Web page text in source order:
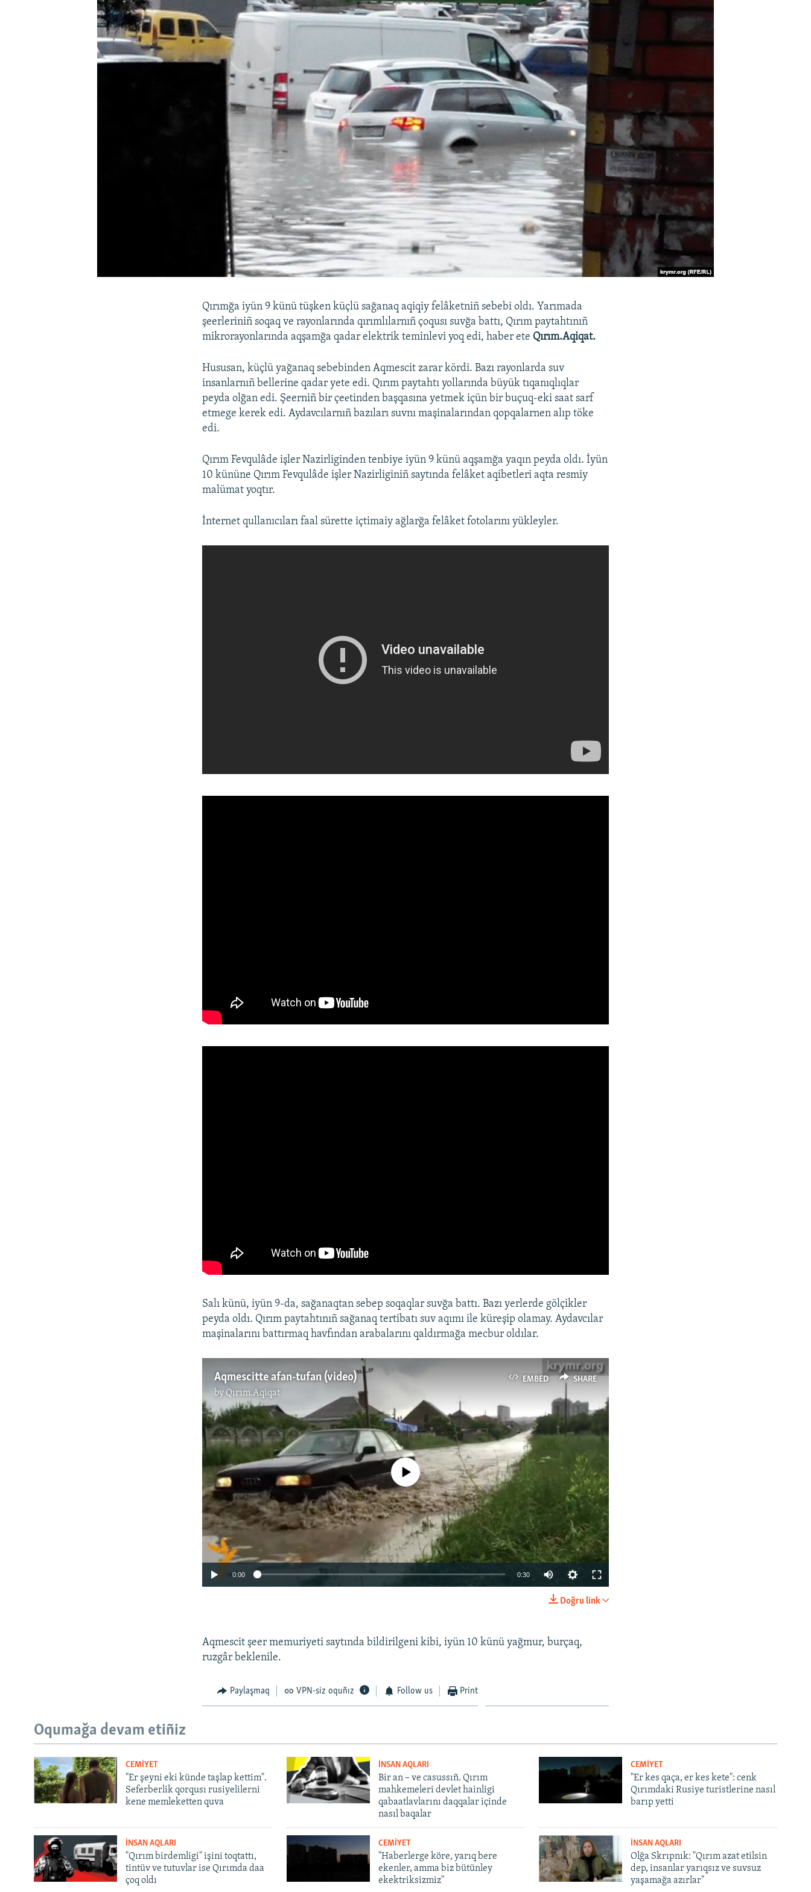
Qırımğa iyün 9 künü tüşken küçlü sağanaq aqiqiy felâketniñ sebebi oldı. Yarımada
şeerleriniñ soqaq ve rayonlarında qırımlılarnıñ çoqusı suvğa battı, Qırım paytahtınıñ
mikrorayonlarında aqşamğa qadar elektrik teminlevi yoq edi, haber ete Qırım.Aqiqat.
Hususan, küçlü yağanaq sebebinden Aqmescit zarar kördi. Bazı rayonlarda suv
insanlarnıñ bellerine qadar yete edi. Qırım paytahtı yollarında büyük tıqanıqlıqlar
peyda olğan edi. Şeerniñ bir çeеtinden başqasına yetmek içün bir buçuq-eki saat sarf
etmege kerek edi. Aydavcılarnıñ bazıları suvnı maşinalarından qopqalarnen alıp töke
edi.
Qırım Fevqulâde işler Nazirliginden tenbiye iyün 9 künü aqşamğa yaqın peyda oldı. İyün
10 kününe Qırım Fevqulâde işler Nazirliginiñ saytında felâket aqibetleri aqta resmiy
malümat yoqtır.
İnternet qullanıcıları faal sürette içtimaiy ağlarğa felâket fotolarını yükleyler.
Salı künü, iyün 9-da, sağanaqtan sebep soqaqlar suvğa battı. Bazı yerlerde gölçikler
peyda oldı. Qırım paytahtınıñ sağanaq tertibatı suv aqımı ile küreşip olamay. Aydavcılar
maşinalarını battırmaq havfından arabalarını qaldırmağa mecbur oldılar.
EMBED SHARE
Aqmescitte afan-tufan (video)
by Qırım.Aqiqat
SHARE
No media source currently available
0:00 0:30
Doğru link
Aqmescit şeer memuriyeti saytında bildirilgeni kibi, iyün 10 künü yağmur, burçaq,
ruzgâr beklenile.
Paylaşmaq VPN-siz oquñız Follow us Print
Oqumağa devam etiñiz
CEMİYET
"Er şeyni eki künde taşlap kettim".
Seferberlik qorqusı rusiyelilerni
kene memleketten quva
İNSAN AQLARI
Bir an – ve casussıñ. Qırım
mahkemeleri devlet hainligi
qabaatlavlarını daqqalar içinde
nasıl baqalar
CEMİYET
"Er kes qaça, er kes kete": cenk
Qırımdaki Rusiye turistlerine nasıl
barıp yetti
İNSAN AQLARI
"Qırım birdemligi" işini toqtattı,
tintüv ve tutuvlar ise Qırımda daa
çoq oldı
CEMİYET
"Haberlerge köre, yarıq bere
ekenler, amma biz bütünley
ekektriksizmiz"
İNSAN AQLARI
Olğa Skrıpnık: "Qırım azat etilsin
dep, insanlar yarıqsız ve suvsuz
yaşamağa azırlar"